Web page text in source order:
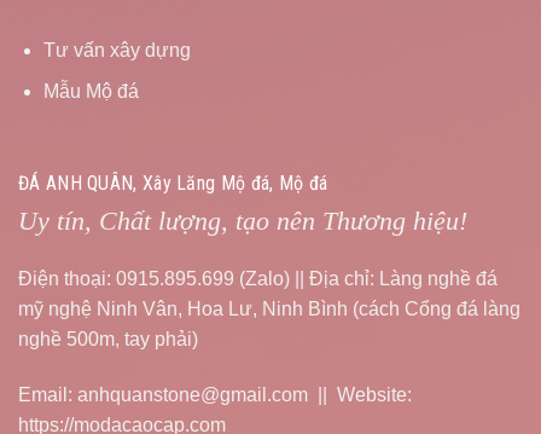
Tư vấn xây dựng
Mẫu Mộ đá
ĐÁ ANH QUÂN, Xây Lăng Mộ đá, Mộ đá
Uy tín, Chất lượng, tạo nên Thương hiệu!
Điện thoại: 0915.895.699 (Zalo) || Địa chỉ: Làng nghề đá
mỹ nghệ Ninh Vân, Hoa Lư, Ninh Bình (cách Cổng đá làng
nghề 500m, tay phải)
Email: anhquanstone@gmail.com || Website:
https://modacaocap.com